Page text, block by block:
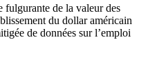
fulgurante de la valeur des
du dollar américain
de données sur l’emploi